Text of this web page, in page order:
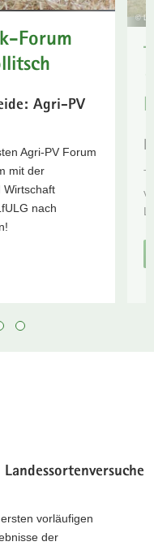
Forum
Agri-PV
Agri-PV Forum
mit der
Wirtschaft
nach
©
vorläufigen
der